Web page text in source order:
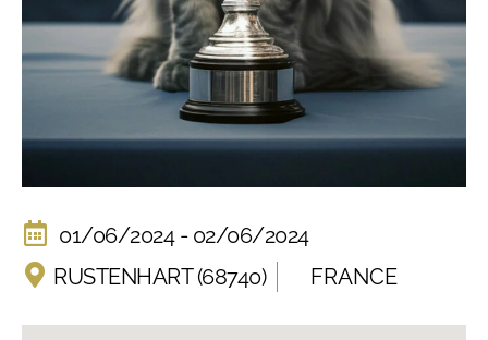
01/06/2024 - 02/06/2024
RUSTENHART (68740)
FRANCE